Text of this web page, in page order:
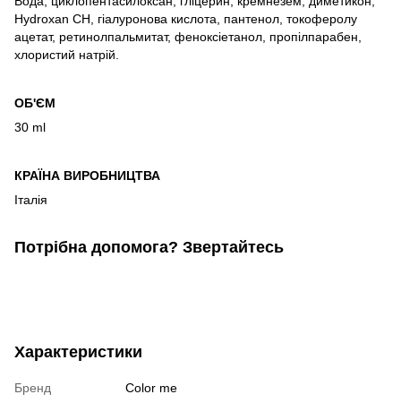
Hydroxan CH, гіалуронова кислота, пантенол, токоферолу
ацетат, ретинолпальмитат, феноксіетанол, пропілпарабен,
хлористий натрій.
ОБ'ЄМ
30 ml
КРАЇНА ВИРОБНИЦТВА
Італія
Потрібна допомога? Звертайтесь
Характеристики
Бренд
Color me